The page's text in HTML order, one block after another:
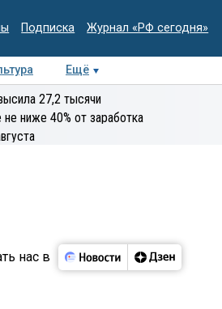
Подписка Журнал «РФ сегодня»
Ещё
Колумнисты
27,2 тысячи
ниже 40% от заработка
нас в